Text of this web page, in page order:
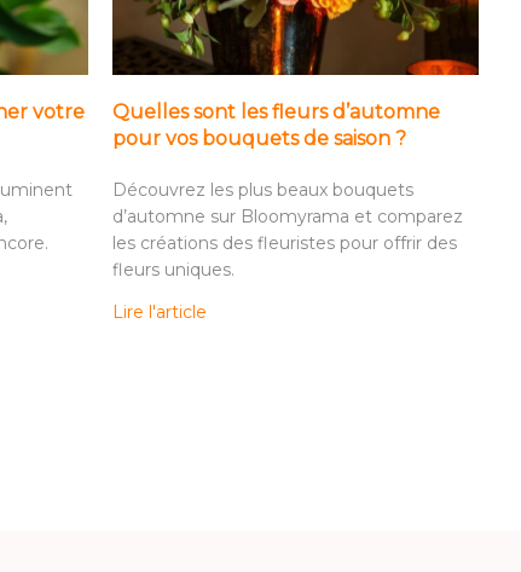
votre
Quelles sont les fleurs d’automne
pour vos bouquets de saison ?
Découvrez les plus beaux bouquets
d’automne sur Bloomyrama et comparez
les créations des fleuristes pour offrir des
fleurs uniques.
Lire l'article